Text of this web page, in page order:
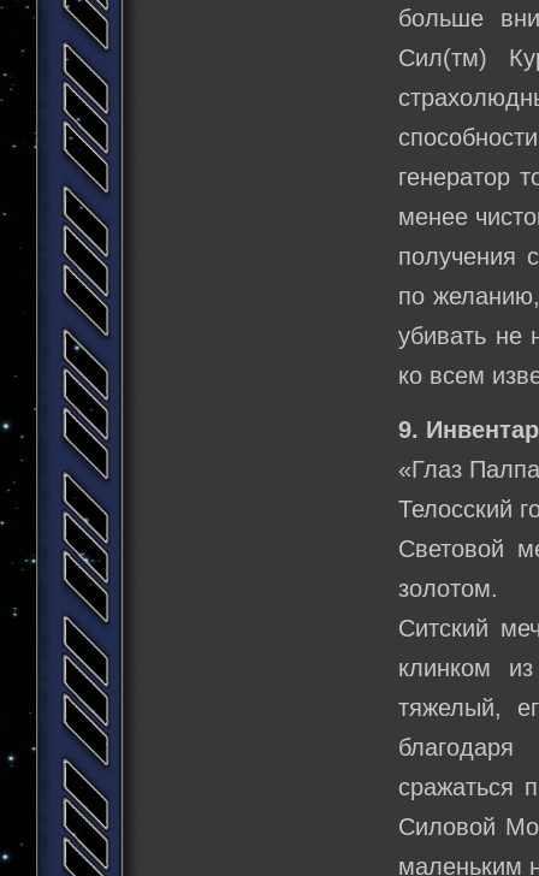
больше
Сил(тм)
генератор
менее
получения
по желанию,
убивать не
ко всем
9.
«Глаз
Телосский
Световой
золотом.
Ситский
клинком
тяжелый,
сражаться
Силовой
маленьким